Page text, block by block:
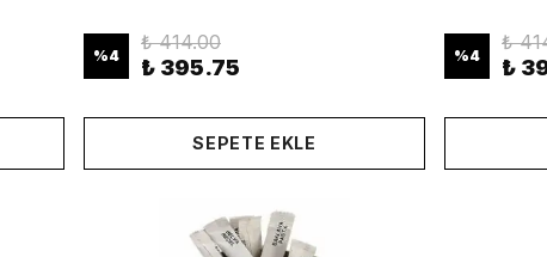
%4
₺ 414.00
₺ 395.75
SEPETE EKLE
%4
₺
₺